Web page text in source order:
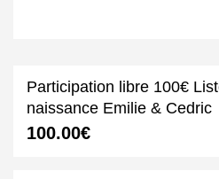
Participation libre 100€
naissance Emilie & Cedric
100.00€